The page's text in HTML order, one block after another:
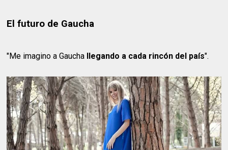
El futuro de Gaucha
"Me imagino a Gaucha llegando a cada rincón del país".